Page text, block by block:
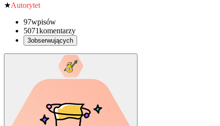
★Autorytet
97wpisów
5071komentarzy
3obserwujących